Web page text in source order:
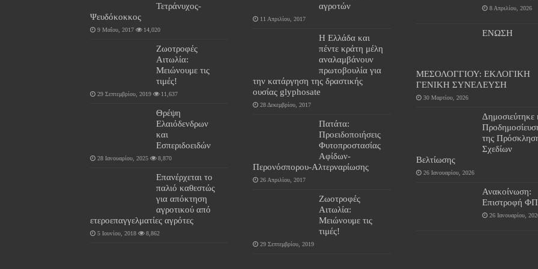
Τετράνυχος-
Ψευδόκοκκος
9 Μαΐου, 2017 14,020
Ζωοτροφές
Αιτωλία:
Μειώνουμε τις
τιμές!
29 Σεπτεμβρίου, 2019 11,637
Θρέψη
Ελαιόδενδρων
και
Εσπεριδοειδών
28 Ιανουαρίου, 2025 8,870
Επανέρχεται το
παλιό καθεστώς
για απόκτηση
αγροτικού από
ετεροεπαγγελματίες αγρότες
5 Ιουνίου, 2018 8,862
αγροτών
11 Απριλίου, 2017
Η Ελλάδα και
πέντε κράτη μέλη
αναλαμβάνουν
πρωτοβουλία για
την κατάργηση της δραστικής
ουσίας glyphosate
28 Δεκεμβρίου, 2017
Πατάτα:
Προειδοποιήσεις
Φυτοπροστασίας
Αφίδων-
Περονόσπορου-Αλτερναρίωσης
26 Απριλίου, 2017
Ζωοτροφές
Αιτωλία:
Μειώνουμε τις
τιμές!
29 Σεπτεμβρίου, 2019
8 Απριλίου, 2026
ΕΝΩΣΗ
ΜΕΣΟΛΟΓΓΙΟΥ: ΕΚΛΟΓΙΚΗ
ΓΕΝΙΚΗ ΣΥΝΕΛΕΥΣΗ
30 Μαρτίου, 2026
Δημοσιεύτηκε
της
Σχεδίων
Βελτίωσης
26 Ιανουαρίου, 2026
Ανακοίνωση:
Επιστροφή
26 Ιανουαρίου,